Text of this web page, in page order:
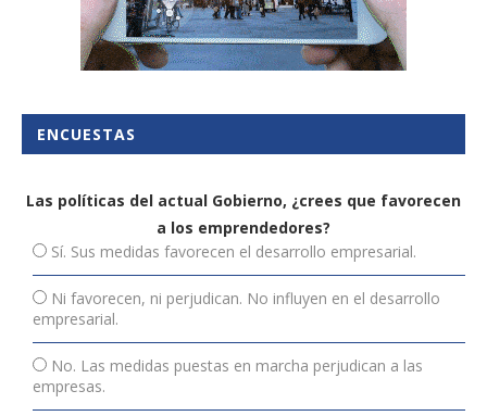
ENCUESTAS
Las políticas del actual Gobierno, ¿crees que favorecen
a los emprendedores?
Sí. Sus medidas favorecen el desarrollo empresarial.
Ni favorecen, ni perjudican. No influyen en el desarrollo
empresarial.
No. Las medidas puestas en marcha perjudican a las
empresas.